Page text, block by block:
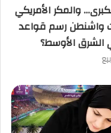
والمكر الأمريكي
واشنطن رسم قواعد
الشرق الأوسط؟